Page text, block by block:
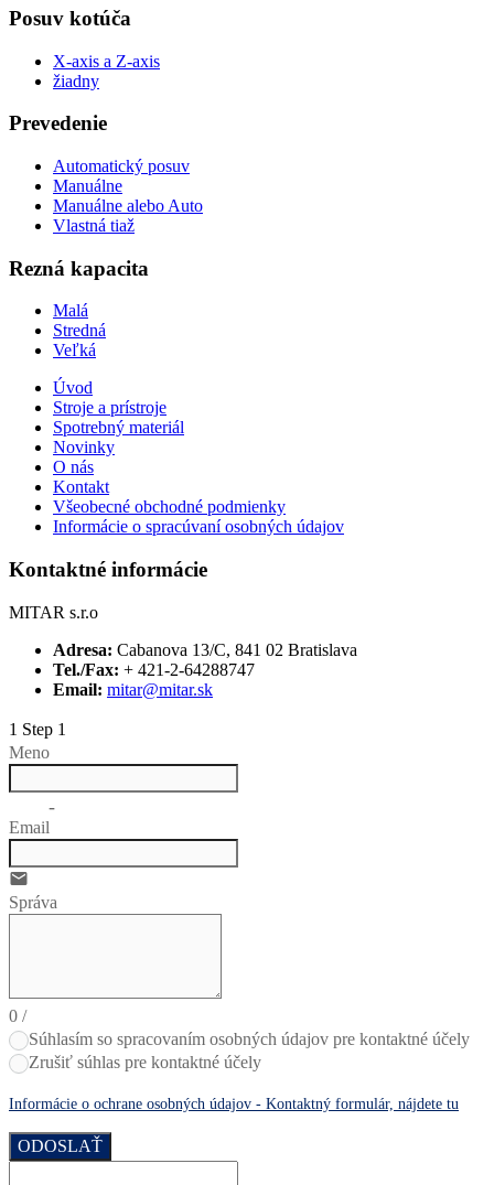
Posuv kotúča
X-axis a Z-axis
žiadny
Prevedenie
Automatický posuv
Manuálne
Manuálne alebo Auto
Vlastná tiaž
Rezná kapacita
Malá
Stredná
Veľká
Úvod
Stroje a prístroje
Spotrebný materiál
Novinky
O nás
Kontakt
Všeobecné obchodné podmienky
Informácie o spracúvaní osobných údajov
Kontaktné informácie
MITAR s.r.o
Adresa: Cabanova 13/C, 841 02 Bratislava
Tel./Fax: + 421-2-64288747
Email: mitar@mitar.sk
1 Step 1
Meno
no-icon
Email
email
Správa
0 /
Súhlasím so spracovaním osobných údajov pre kontaktné účely
Zrušiť súhlas pre kontaktné účely
Informácie o ochrane osobných údajov - Kontaktný formulár, nájdete tu
ODOSLAŤ